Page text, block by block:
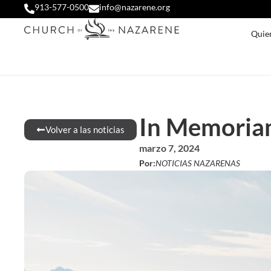
913-577-0500 info@nazarene.org
Volver a las noticias In
marzo 7, 2024
Por:NOTICIAS NAZARENAS